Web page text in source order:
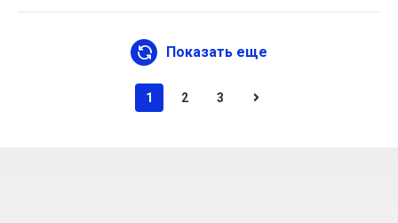
Показать еще
1 2 3